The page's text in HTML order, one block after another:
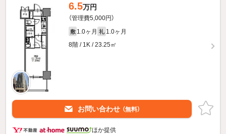
6.5万円
（管理費5,000円）
敷 1.0ヶ月 礼 1.0ヶ月
8階 / 1K / 23.25㎡
お問い合わせ （無料）
ほか提供